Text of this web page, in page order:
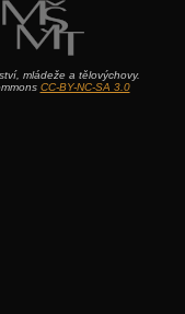
mládeže a tělovýchovy.
CC-BY-NC-SA 3.0